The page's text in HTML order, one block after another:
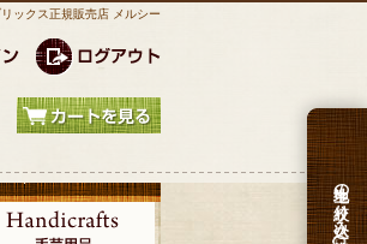
ックス正規販売店 メルシー
生地の絞り込み検索